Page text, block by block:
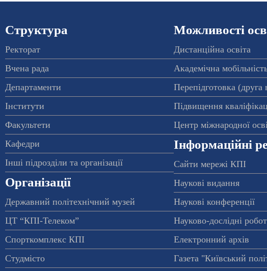
Структура
Ректорат
Вчена рада
Департаменти
Інститути
Факультети
Кафедри
Інші підрозділи та організації
Організації
Державний політехнічний музей
ЦТ “КПІ-Телеком”
Спорткомплекс КПІ
Студмісто
Можливості
Дистанційна освіта
Академічна
Перепідготовка (друга
Підвищення
Центр міжнародної
Інформаційні
Сайти мережі КПІ
Наукові видання
Наукові конференції
Науково-дослідні
Електронний архів
Газета "Київський